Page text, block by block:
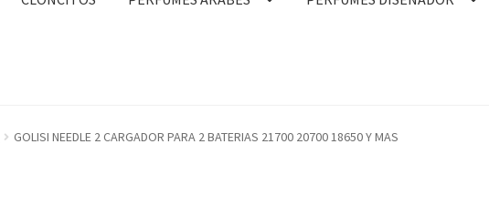
GOLISI NEEDLE 2 CARGADOR PARA 2 BATERIAS 21700 20700 18650 Y MAS